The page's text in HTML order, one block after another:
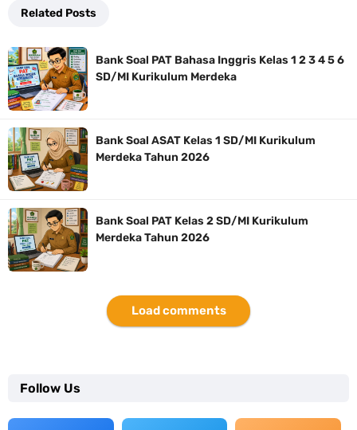
Related Posts
Bank Soal PAT Bahasa Inggris Kelas 1 2 3 4 5 6
SD/MI Kurikulum Merdeka
Bank Soal ASAT Kelas 1 SD/MI Kurikulum
Merdeka Tahun 2026
Bank Soal PAT Kelas 2 SD/MI Kurikulum
Merdeka Tahun 2026
Load comments
Follow Us